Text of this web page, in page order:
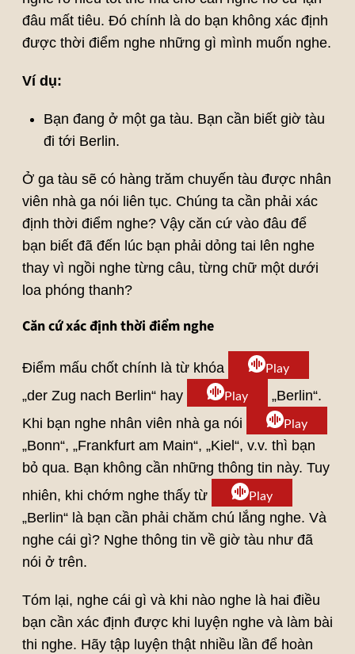
đâu mất tiêu. Đó chính là do bạn không xác định
được thời điểm nghe những gì mình muốn nghe.
Ví dụ:
Bạn đang ở một ga tàu. Bạn cần biết giờ tàu
đi tới Berlin.
Ở ga tàu sẽ có hàng trăm chuyến tàu được nhân
viên nhà ga nói liên tục. Chúng ta cần phải xác
định thời điểm nghe? Vậy căn cứ vào đâu để
bạn biết đã đến lúc bạn phải dỏng tai lên nghe
thay vì ngồi nghe từng câu, từng chữ một dưới
loa phóng thanh?
Căn cứ xác định thời điểm nghe
Điểm mấu chốt chính là từ khóa Play
„der Zug nach Berlin“ hay Play
„Berlin“.
Khi bạn nghe nhân viên nhà ga nói
Play
„Bonn“, „Frankfurt am Main“, „Kiel“, v.v. thì bạn
bỏ qua. Bạn không cần những thông tin này. Tuy
nhiên, khi chớm nghe thấy từ
Play
„Berlin“ là bạn cần phải chăm chú lắng nghe. Và
nghe cái gì? Nghe thông tin về giờ tàu như đã
nói ở trên.
Tóm lại, nghe cái gì và khi nào nghe là hai điều
bạn cần xác định được khi luyện nghe và làm bài
thi nghe. Hãy tập luyện thật nhiều lần để hoàn